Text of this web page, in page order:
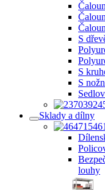
S
S
S
Sklady a dílny
louhy